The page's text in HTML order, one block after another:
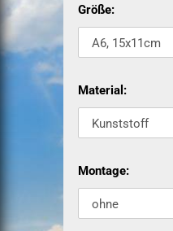
Schnelle Anmeldung mit
Größe:
Material:
Montage: